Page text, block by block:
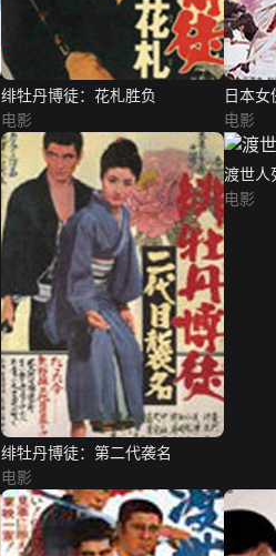
绯牡丹博徒：花札胜负
电影
日本
电影
绯牡丹博徒：第二代袭名
电影
渡世人
电影